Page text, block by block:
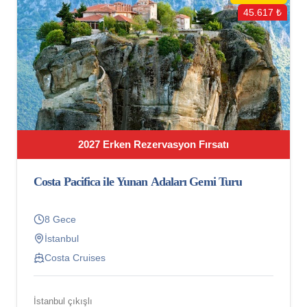
2027 Erken Rezervasyon Fırsatı
45.617 ₺
Costa Pacifica ile Yunan Adaları Gemi Turu
8 Gece
İstanbul
Costa Cruises
İstanbul çıkışlı